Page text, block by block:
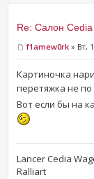
Re: Салон
f1amew0rk » Вт,
Картиночка
перетяжка не по
Вот если бы на
Lancer Cedia
Ralliart